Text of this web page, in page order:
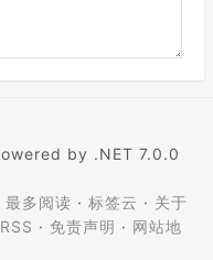
by .NET 7.0.0
最多阅读 · 标签云 · 关于
· 免责声明 · 网站地